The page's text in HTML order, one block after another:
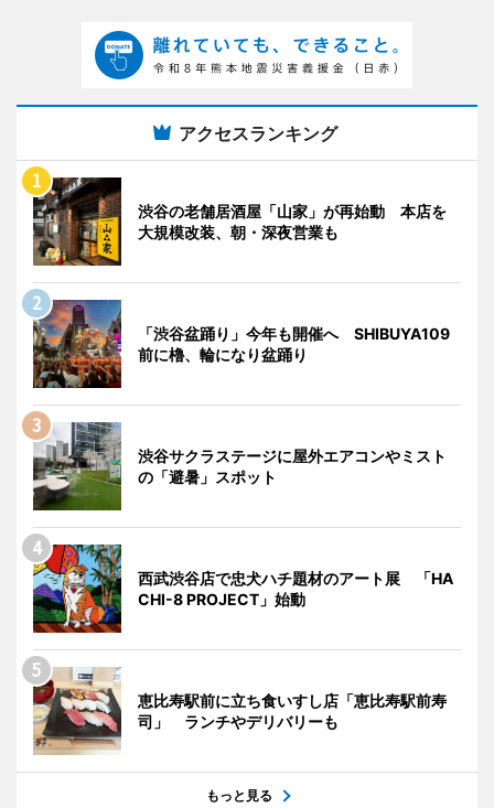
アクセスランキング
渋谷の老舗居酒屋「山家」が再始動 本店を
大規模改装、朝・深夜営業も
「渋谷盆踊り」今年も開催へ SHIBUYA109
前に櫓、輪になり盆踊り
渋谷サクラステージに屋外エアコンやミスト
の「避暑」スポット
西武渋谷店で忠犬ハチ題材のアート展 「HA
CHI-8 PROJECT」始動
恵比寿駅前に立ち食いすし店「恵比寿駅前寿
司」 ランチやデリバリーも
もっと見る